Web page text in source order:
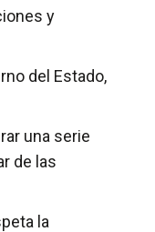
y
del Estado,
una serie
de las
la